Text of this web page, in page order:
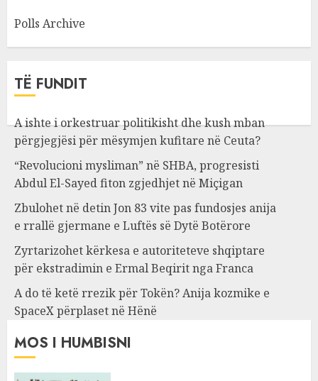
Polls Archive
TË FUNDIT
A ishte i orkestruar politikisht dhe kush mban
përgjegjësi për mësymjen kufitare në Ceuta?
“Revolucioni mysliman” në SHBA, progresisti
Abdul El-Sayed fiton zgjedhjet në Miçigan
Zbulohet në detin Jon 83 vite pas fundosjes anija
e rrallë gjermane e Luftës së Dytë Botërore
Zyrtarizohet kërkesa e autoriteteve shqiptare
për ekstradimin e Ermal Beqirit nga Franca
A do të ketë rrezik për Tokën? Anija kozmike e
SpaceX përplaset në Hënë
MOS I HUMBISNI